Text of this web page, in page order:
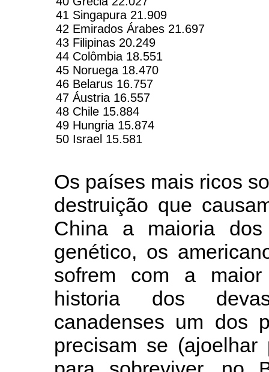
41 Singapura 21.909
42 Emirados Árabes 21.697
43 Filipinas 20.249
44 Colômbia 18.551
45 Noruega 18.470
46 Belarus 16.757
47 Áustria 16.557
48 Chile 15.884
49 Hungria 15.874
50 Israel 15.581
Os países mais ricos
destruição que
China a maioria
genético, os
sofrem com a
historia dos
canadenses um dos
precisam se